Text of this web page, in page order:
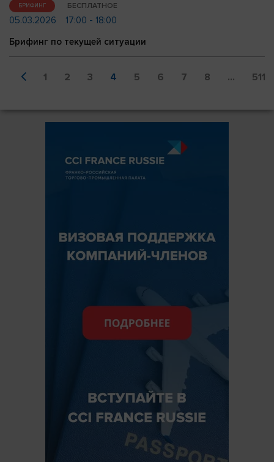
БРИФИНГ БЕСПЛАТНОЕ
05.03.2026
17:00 - 18:00
Брифинг по текущей ситуации
1 2 3 4 5 6 7 8 ... 511